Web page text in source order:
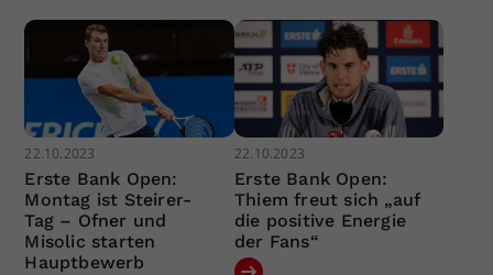
22.10.2023
Erste Bank Open:
Montag ist Steirer-
Tag – Ofner und
Misolic starten
Hauptbewerb
22.10.2023
Erste Bank Open:
Thiem freut sich „auf
die positive Energie
der Fans“